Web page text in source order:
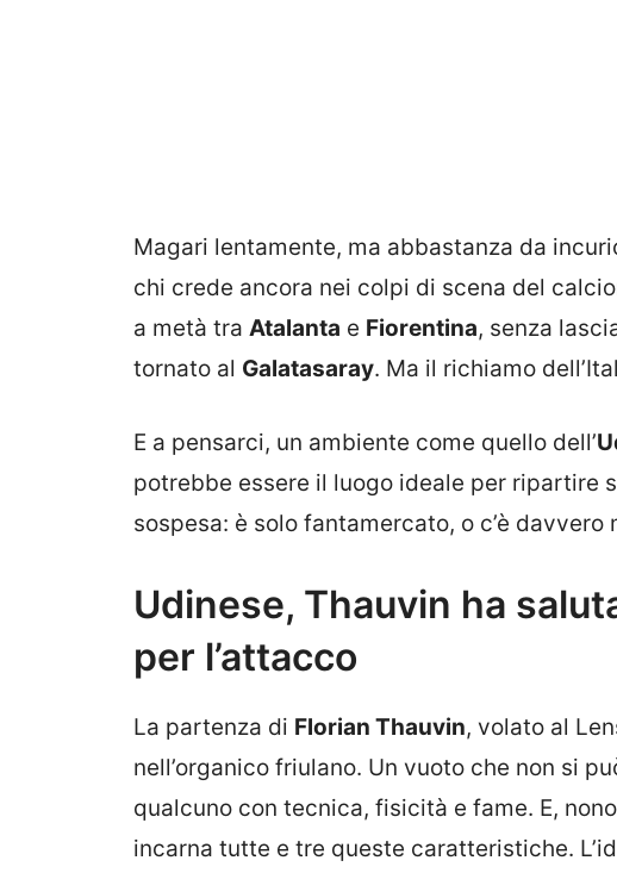
Magari lentamente, ma abbastanza da
chi crede ancora nei colpi di scena del
a metà tra Atalanta e Fiorentina, senza
tornato al Galatasaray. Ma il richiamo
E a pensarci, un ambiente come quello dell’
potrebbe essere il luogo ideale per ripartire
sospesa: è solo fantamercato, o c’è
Udinese, Thauvin ha
per l’attacco
La partenza di Florian Thauvin, volato al
nell’organico friulano. Un vuoto che non si
qualcuno con tecnica, fisicità e fame. E,
incarna tutte e tre queste caratteristiche.